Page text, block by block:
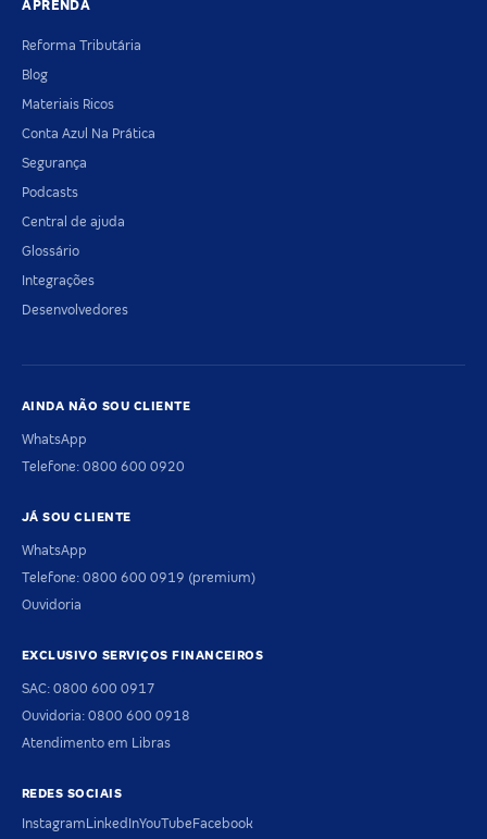
APRENDA
Reforma Tributária
Blog
Materiais Ricos
Conta Azul Na Prática
Segurança
Podcasts
Central de ajuda
Glossário
Integrações
Desenvolvedores
AINDA NÃO SOU CLIENTE
WhatsApp
Telefone: 0800 600 0920
JÁ SOU CLIENTE
WhatsApp
Telefone: 0800 600 0919 (premium)
Ouvidoria
EXCLUSIVO SERVIÇOS FINANCEIROS
SAC: 0800 600 0917
Ouvidoria: 0800 600 0918
Atendimento em Libras
REDES SOCIAIS
InstagramLinkedInYouTubeFacebook